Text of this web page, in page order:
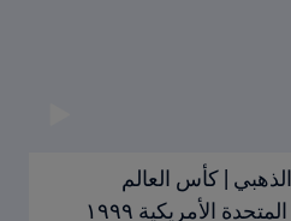
| كأس العالم